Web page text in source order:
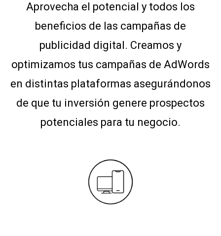
Aprovecha el potencial y todos los
beneficios de las campañas de
publicidad digital. Creamos y
optimizamos tus campañas de AdWords
en distintas plataformas asegurándonos
de que tu inversión genere prospectos
potenciales para tu negocio.